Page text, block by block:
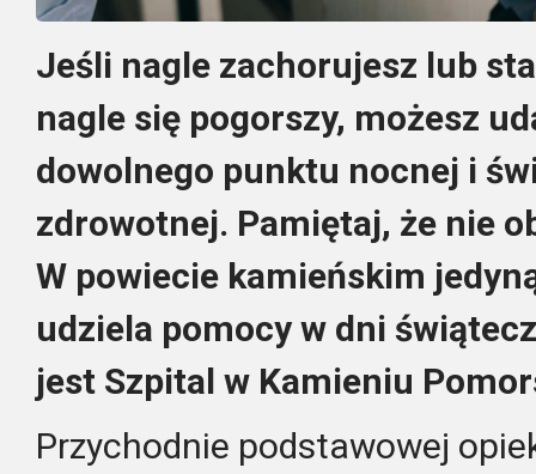
Jeśli nagle zachorujesz lub
nagle się pogorszy, możesz
dowolnego punktu nocnej i
zdrowotnej. Pamiętaj, że nie
W powiecie kamieńskim
udziela pomocy w dni
jest Szpital w Kamieniu
Przychodnie podstawowej